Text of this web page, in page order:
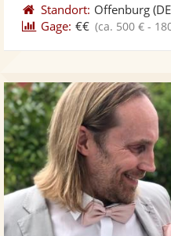
Standort: Offenburg
Gage: €€ (ca. 500 € -